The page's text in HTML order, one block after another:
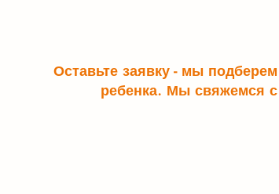
Оставьте заявку - мы
ребенка. Мы свяжемся